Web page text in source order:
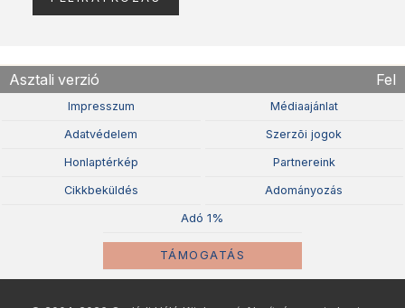
Asztali verzió Fel
Impresszum Médiaajánlat
Adatvédelem Szerzõi jogok
Honlaptérkép Partnereink
Cikkbeküldés Adományozás
Adó 1%
TÁMOGATÁS